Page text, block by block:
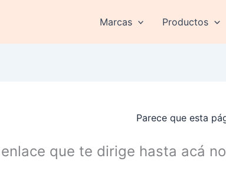
Marcas Productos
Parece que esta
que te dirige hasta acá